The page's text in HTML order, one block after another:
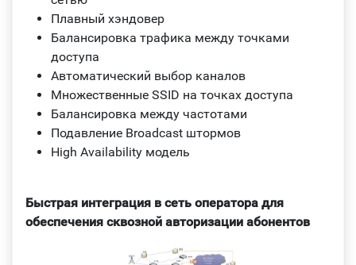
Плавный хэндовер
Балансировка трафика между точками
доступа
Автоматический выбор каналов
Множественные SSID на точках доступа
Балансировка между частотами
Подавление Broadcast штормов
High Availability модель
Быстрая интеграция в сеть оператора для
обеспечения сквозной авторизации абонентов